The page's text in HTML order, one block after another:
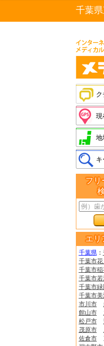
千葉
現
地
フリ
エリ
千葉県：
千葉市
千葉市稲
千葉市若
千葉市緑
千葉市美
市川市
館山市
松戸市
茂原市
佐倉市